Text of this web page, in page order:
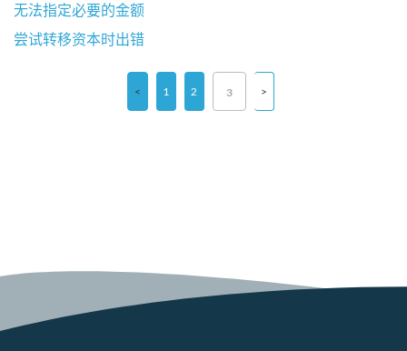
无法指定必要的金额
尝试转移资本时出错
1 2 3